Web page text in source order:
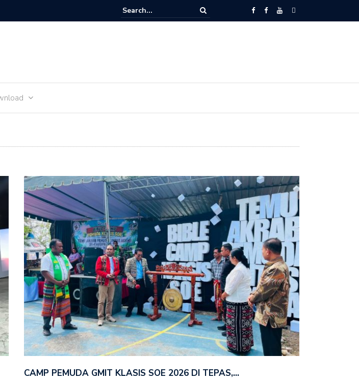
Telah Terbentuk Gerakan Kaum Bapak Sinode GMIT Harus Menyentuh Isu-isu Sosial
CAMP PEMUDA GMIT KLASIS SOE 2026 DI TEPAS,…